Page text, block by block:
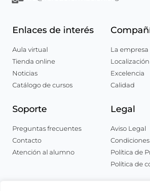
Enlaces de interés
Aula virtual
Tienda online
Noticias
Catálogo de cursos
La empresa
Localización
Excelencia
Calidad
Soporte
Preguntas frecuentes
Contacto
Atención al alumno
Legal
Aviso Legal
Política de
Política de